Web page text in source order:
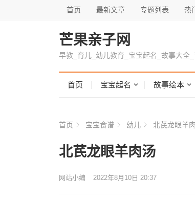
首页 最新文章 专题列表 热
芒果亲子网
早教_育儿_幼儿教育_宝宝起名_故事大全
首页 宝宝起名 故事绘本
首页 宝宝食谱 幼儿 北芪龙眼羊
北芪龙眼羊肉汤
网站小编 2022年8月10日 20:37